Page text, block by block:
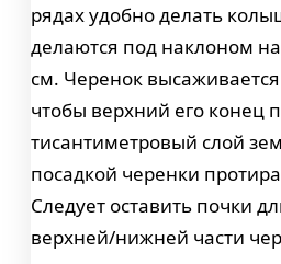
рядах удобно делать
делаются под наклоном
см. Черенок
чтобы верхний его конец
тисантиметровый слой
посадкой черенки
Следует оставить почки
верхней/нижней части